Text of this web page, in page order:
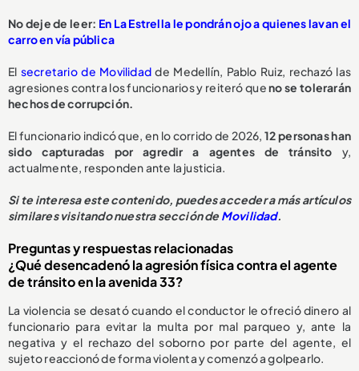
No deje de leer: En La Estrella le pondrán ojo a quienes lavan el
carro en vía pública
El secretario de Movilidad de Medellín, Pablo Ruiz, rechazó las
agresiones contra los funcionarios y reiteró queno se tolerarán
hechos de corrupción.
El funcionario indicó que, en lo corrido de 2026,12 personas han
sido capturadas por agredir a agentes de tránsito y,
actualmente, responden ante la justicia.
Si te interesa este contenido, puedes acceder a más artículos
similares visitando nuestra sección deMovilidad.
Preguntas y respuestas relacionadas
¿Qué desencadenó la agresión física contra el agente
de tránsito en la avenida 33?
La violencia se desató cuando el conductor le ofreció dinero al
funcionario para evitar la multa por mal parqueo y, ante la
negativa y el rechazo del soborno por parte del agente, el
sujeto reaccionó de forma violenta y comenzó a golpearlo.